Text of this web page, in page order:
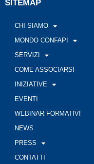
SITEMAP
CHI SIAMO
MONDO CONFAPI
SERVIZI
COME ASSOCIARSI
INIZIATIVE
EVENTI
WEBINAR FORMATIVI
NEWS
PRESS
CONTATTI